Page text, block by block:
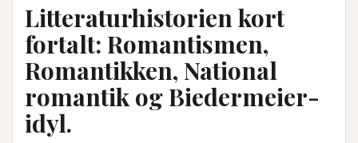
Litteraturhistorien kort
fortalt: Romantismen,
Romantikken, National
romantik og Biedermeier-
idyl.